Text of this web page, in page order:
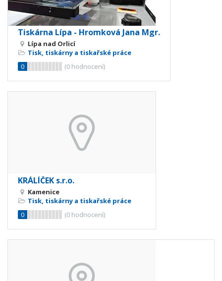
Tiskárna Lípa - Hromková Jana Mgr.
Lípa nad Orlicí
Tisk, tiskárny a tiskařské práce
0
(0 hodnocení)
KRÁLÍČEK s.r.o.
Kamenice
Tisk, tiskárny a tiskařské práce
0
(0 hodnocení)